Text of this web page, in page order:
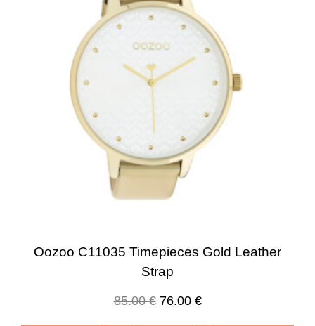
Oozoo C11035 Timepieces Gold Leather
Strap
85.00€ 76.00 €